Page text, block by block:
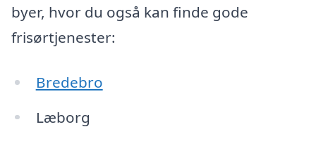
byer, hvor du også kan finde gode
frisørtjenester:
Bredebro
Læborg